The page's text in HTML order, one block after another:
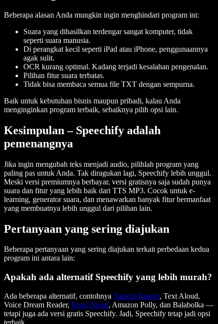
Beberapa alasan Anda mungkin ingin menghindari program ini:
Suara yang dihasilkan terdengar sangat komputer, tidak
seperti suara manusia.
Di perangkat kecil seperti iPad atau iPhone, penggunaannya
agak sulit.
OCR kurang optimal. Kadang terjadi kesalahan pengenalan.
Pilihan fitur suara terbatas.
Tidak bisa membaca semua file TXT dengan sempurna.
Baik untuk kebutuhan bisnis maupun pribadi, kalau Anda
menginginkan program terbaik, sebaiknya pilih opsi lain.
Kesimpulan – Speechify adalah
pemenangnya
Jika ingin mengubah teks menjadi audio, pilihlah program yang
paling pas untuk Anda. Tak diragukan lagi, Speechify lebih unggul.
Meski versi premiumnya berbayar, versi gratisnya saja sudah punya
suara dan fitur yang lebih baik dari TTS MP3. Cocok untuk e-
learning, generator suara, dan menawarkan banyak fitur bermanfaat
yang membuatnya lebih unggul dari pilihan lain.
Pertanyaan yang sering diajukan
Beberapa pertanyaan yang sering diajukan terkait perbedaan kedua
program ini antara lain:
Apakah ada alternatif Speechify yang lebih murah?
Ada beberapa alternatif, contohnya Natural Reader, Text Aloud,
Voice Dream Reader, Read Aloud, Amazon Polly, dan Balabolka —
tetapi juga ada versi gratis Speechify. Jadi, Speechify tetap jadi opsi
terbaik.